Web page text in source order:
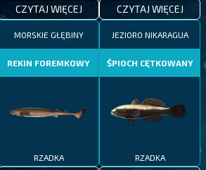
CZYTAJ WIĘCEJ CZYTAJ WIĘCEJ
MORSKIE GŁĘBINY
REKIN FOREMKOWY
RZADKA
JEZIORO NIKARAGUA
ŚPIOCH CĘTKOWANY
RZADKA